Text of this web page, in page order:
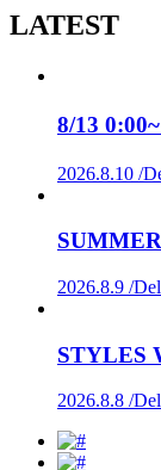
LATEST
8/13
2026.8.10 /
2026.8.9 /
STYLES
2026.8.8 /